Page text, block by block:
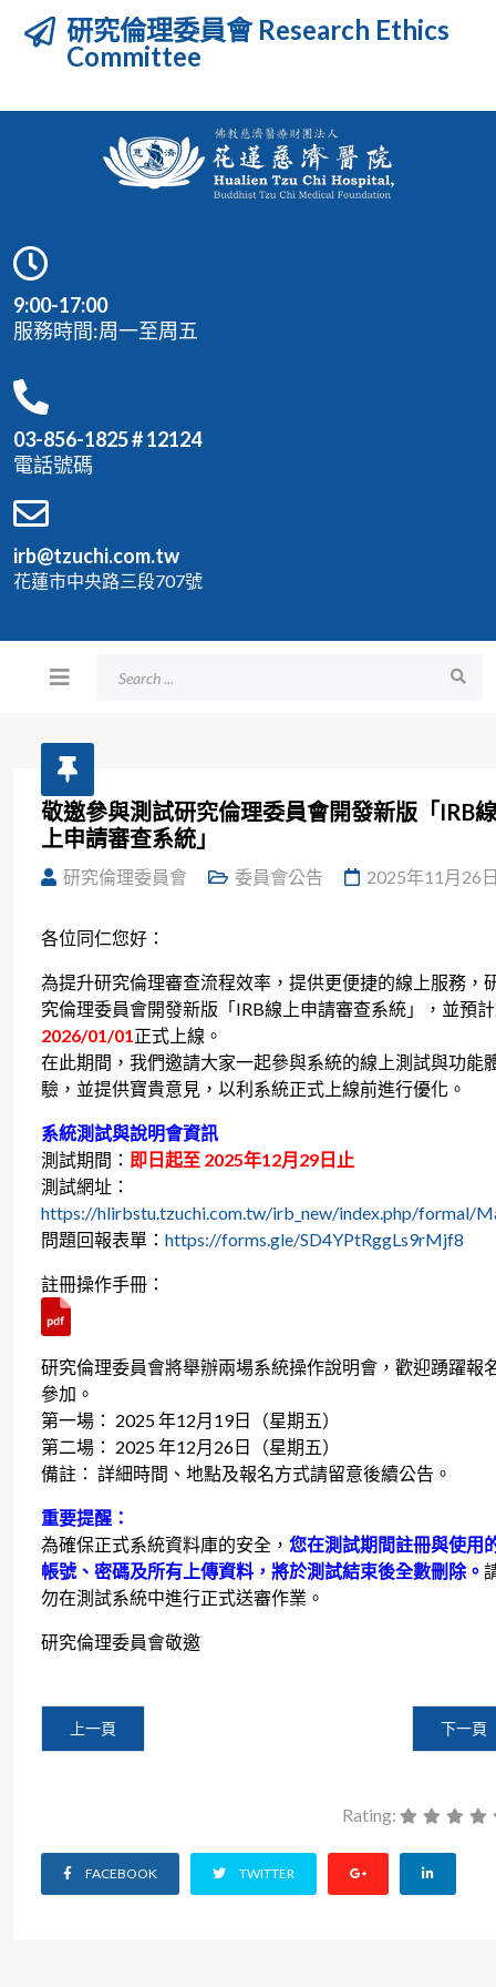
研究倫理委員會 Research Ethics
Committee
9:00-17:00
服務時間:周一至周五
03-856-1825 # 12124
電話號碼
irb@tzuchi.com.tw
花蓮市中央路三段707號
敬邀參與測試研究倫理委員會開發新版「IRB線
上申請審查系統」
研究倫理委員會 委員會公告 2025年11月26
各位同仁您好：
為提升研究倫理審查流程效率，提供更便捷的線上服務，
究倫理委員會開發新版「IRB線上申請審查系統」，並預
2026/01/01正式上線。
在此期間，我們邀請大家一起參與系統的線上測試與功能
驗，並提供寶貴意見，以利系統正式上線前進行優化。
系統測試與說明會資訊
測試期間： 即日起至 2025年12月29日止
測試網址：
https://hlirbstu.tzuchi.com.tw/irb_new/index.php/formal/
問題回報表單： https://forms.gle/SD4YPtRggLs9rMjf8
註冊操作手冊：
研究倫理委員會將舉辦兩場系統操作說明會，歡迎踴躍報
參加。
第一場： 2025 年12月19日（星期五）
第二場： 2025 年12月26日（星期五）
備註： 詳細時間、地點及報名方式請留意後續公告。
重要提醒：
為確保正式系統資料庫的安全， 您在測試期間註冊與使用
帳號、密碼及所有上傳資料，將於測試結束後全數刪除。
勿在測試系統中進行正式送審作業。
研究倫理委員會敬邀
上一篇文章: IRB系統轉換通知及線上說明會
上一頁 下一篇
下一頁
Rating:
FACEBOOK TWITTER